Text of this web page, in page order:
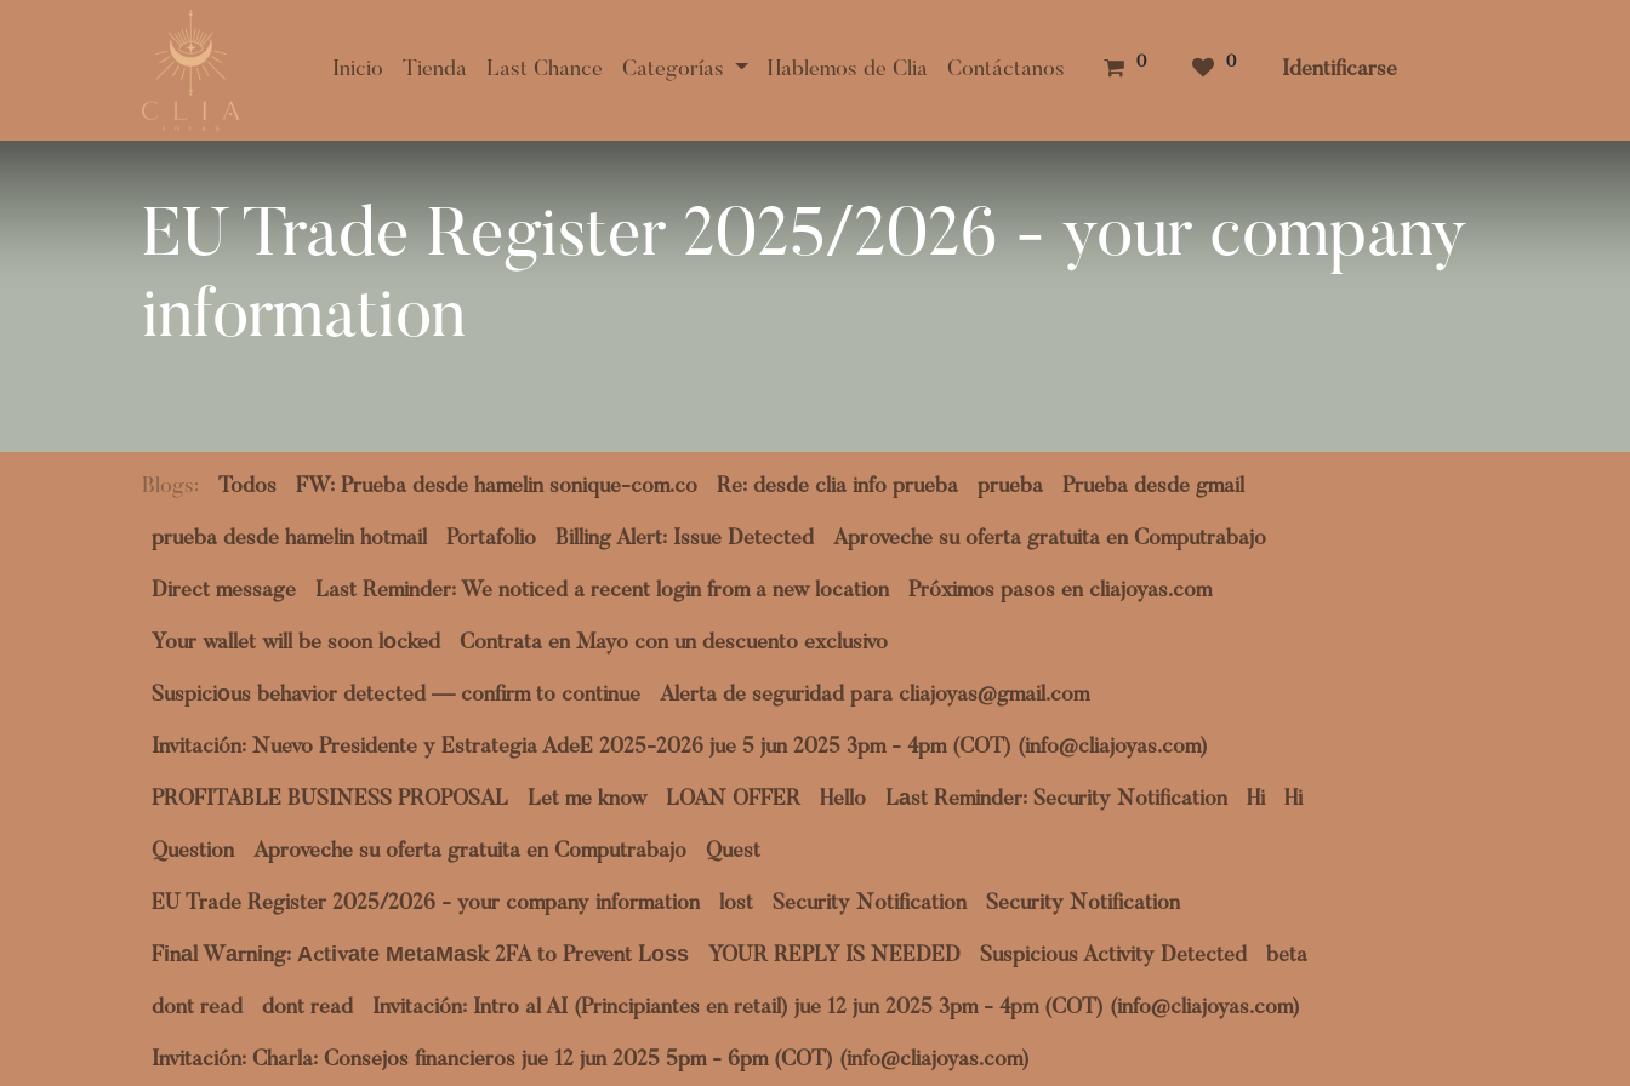
Inicio Tienda Last Chance Categorías Hablemos de Clia Contáctanos 0 0 Identificarse
EU Trade Register 2025/2026 - your company
information
Blogs: Todos FW: Prueba desde hamelin sonique-com.co Re: desde clia info prueba prueba Prueba desde gmail
prueba desde hamelin hotmail Portafolio Billing Alert: Issue Detected Aproveche su oferta gratuita en Computrabajo
Direct message Last Reminder: We noticed a recent login from a new location Próximos pasos en cliajoyas.com
Your wallet will be soon lоcked Contrata en Mayo con un descuento exclusivo
Suspiciоus behavior detected — confirm to continue Alerta de seguridad para cliajoyas@gmail.com
Invitación: Nuevo Presidente y Estrategia AdeE 2025-2026 jue 5 jun 2025 3pm - 4pm (COT) (info@cliajoyas.com)
PROFITABLE BUSINESS PROPOSAL Let me know LOAN OFFER Hello Lаst Reminder: Security Notification Hi Hi
Question Aproveche su oferta gratuita en Computrabajo Quest
EU Trade Register 2025/2026 - your company information lost Security Notification Security Notification
Fіnаl Wаrnіng: Аctіvаtе МеtаМаѕk 2FA to Prevent Lоѕѕ YOUR REPLY IS NEEDED Suspicious Activity Detected beta
dont read dont read Invitación: Intro al AI (Principiantes en retail) jue 12 jun 2025 3pm - 4pm (COT) (info@cliajoyas.com)
Invitación: Charla: Consejos financieros jue 12 jun 2025 5pm - 6pm (COT) (info@cliajoyas.com)